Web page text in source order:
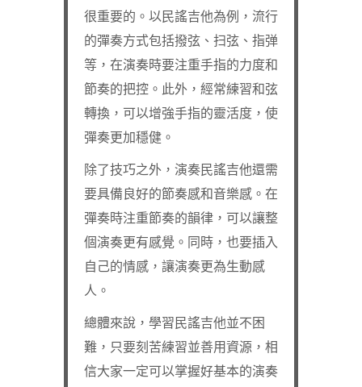
很重要的。以民謠吉他為例，流行
的彈奏方式包括撥弦、扫弦、指弹
等，在演奏時要注重手指的力度和
節奏的把控。此外，經常練習和弦
轉換，可以增強手指的靈活度，使
彈奏更加穩健。
除了技巧之外，演奏民謠吉他還需
要具備良好的節奏感和音樂感。在
彈奏時注重節奏的韻律，可以讓整
個演奏更有感覺。同時，也要插入
自己的情感，讓演奏更為生動感
人。
總體來說，學習民謠吉他並不困
難，只要刻苦練習並善用資源，相
信大家一定可以掌握好基本的演奏